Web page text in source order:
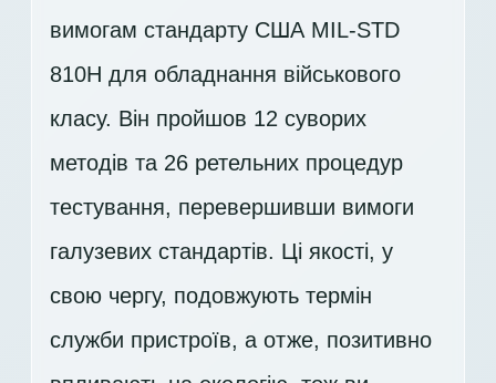
вимогам стандарту США MIL-STD
810H для обладнання військового
класу. Він пройшов 12 суворих
методів та 26 ретельних процедур
тестування, перевершивши вимоги
галузевих стандартів. Ці якості, у
свою чергу, подовжують термін
служби пристроїв, а отже, позитивно